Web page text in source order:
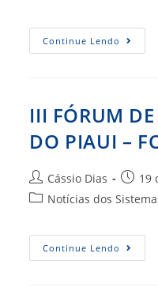
post:
Continue Lendo
SE)
III FÓRUM
DO PIAUI –
Autor
do
Cássio Dias
Post19
Categoria
post:
Notícias dos
Continue Lendo III
FÓRUM